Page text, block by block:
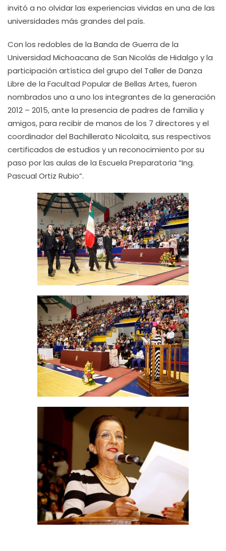
invitó a no olvidar las experiencias vividas en una de las
universidades más grandes del país.
Con los redobles de la Banda de Guerra de la
Universidad Michoacana de San Nicolás de Hidalgo y la
participación artística del grupo del Taller de Danza
Libre de la Facultad Popular de Bellas Artes, fueron
nombrados uno a uno los integrantes de la generación
2012 – 2015, ante la presencia de padres de familia y
amigos, para recibir de manos de los 7 directores y el
coordinador del Bachillerato Nicolaita, sus respectivos
certificados de estudios y un reconocimiento por su
paso por las aulas de la Escuela Preparatoria “Ing.
Pascual Ortiz Rubio”.